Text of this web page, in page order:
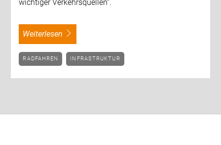
wichtiger Verkehrsquellen“.
weiterlesen
RADFAHREN INFRASTRUKTUR